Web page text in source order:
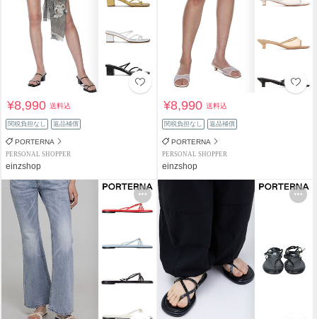
¥8,990送料込
関税負担なし 返品補償
PORTERNA
PERSONAL SHOPPER
einzshop
¥8,990送料込
関税負担なし 返品補償
PORTERNA
PERSONAL SHOPPER
einzshop